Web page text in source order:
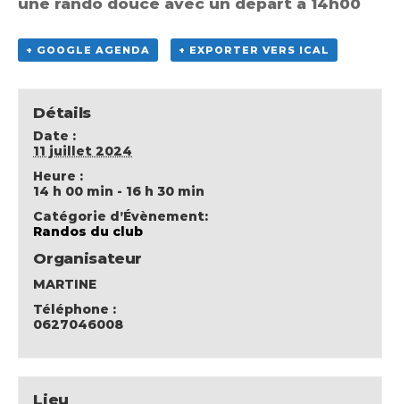
une rando douce avec un départ à 14h00
+ GOOGLE AGENDA + EXPORTER VERS ICAL
Détails
Date :
11 juillet 2024
Heure :
14 h 00 min - 16 h 30 min
Catégorie d’Évènement:
Randos du club
Organisateur
MARTINE
Téléphone :
0627046008
Lieu